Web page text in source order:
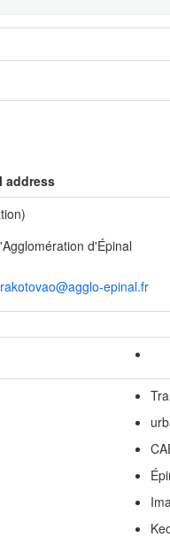
address
d'Épinal
epinal.fr